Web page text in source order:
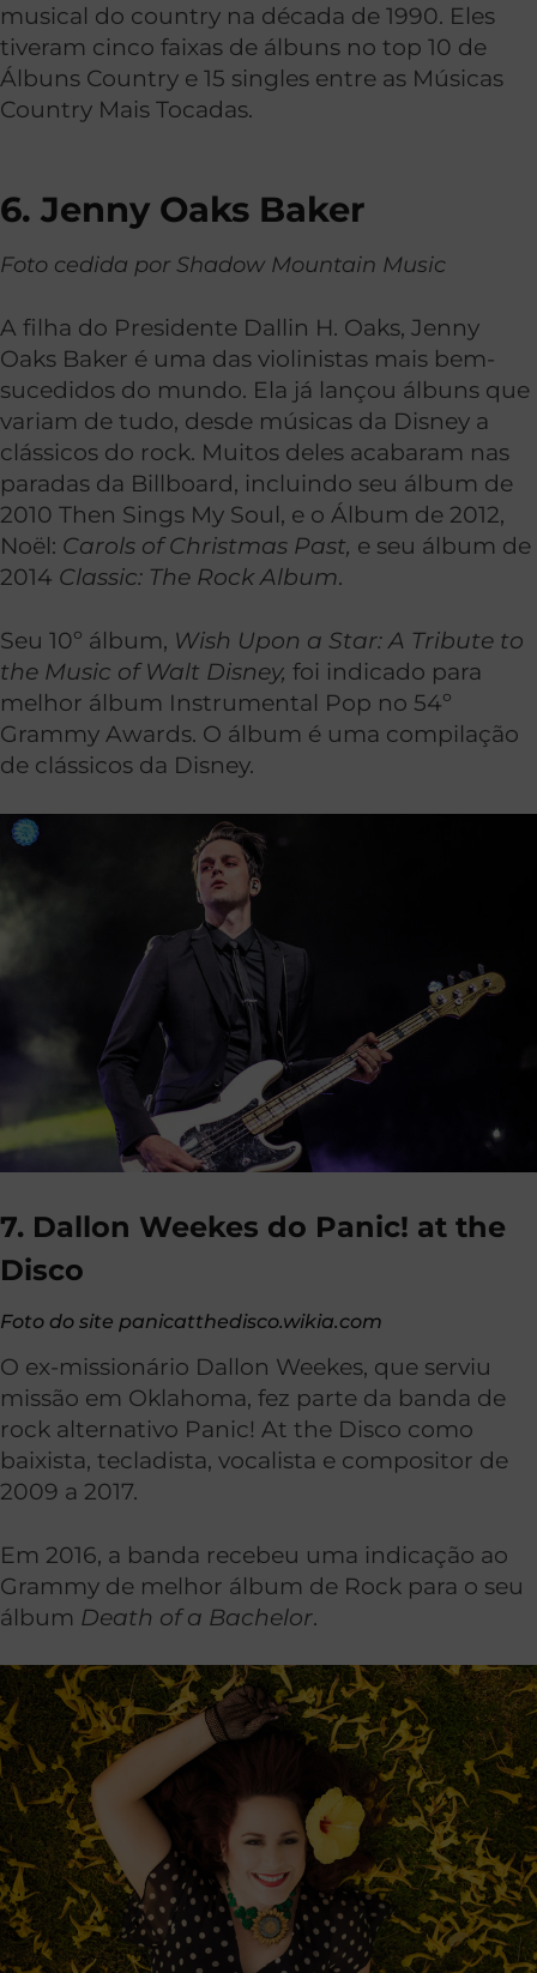
musical do country na década de 1990. Eles
tiveram cinco faixas de álbuns no top 10 de
Álbuns Country e 15 singles entre as Músicas
Country Mais Tocadas.
6. Jenny Oaks Baker
Foto cedida por Shadow Mountain Music
A filha do Presidente Dallin H. Oaks, Jenny
Oaks Baker é uma das violinistas mais bem-
sucedidos do mundo. Ela já lançou álbuns que
variam de tudo, desde músicas da Disney a
clássicos do rock. Muitos deles acabaram nas
paradas da Billboard, incluindo seu álbum de
2010 Then Sings My Soul, e o Álbum de 2012,
Noël: Carols of Christmas Past, e seu álbum de
2014 Classic: The Rock Album.
Seu 10º álbum, Wish Upon a Star:A Tribute to
the Music of Walt Disney, foi indicado para
melhor álbum Instrumental Pop no 54º
Grammy Awards. O álbum é uma compilação
de clássicos da Disney.
7. Dallon Weekes do Panic! at the
Disco
Foto do site panicatthedisco.wikia.com
O ex-missionário Dallon Weekes, que serviu
missão em Oklahoma, fez parte da banda de
rock alternativo Panic! At the Disco como
baixista, tecladista, vocalista e compositor de
2009 a 2017.
Em 2016, a banda recebeu uma indicação ao
Grammy de melhor álbum de Rock para o seu
álbum Death of a Bachelor.